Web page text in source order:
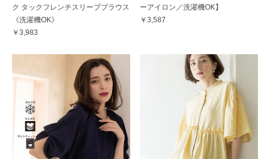
ク タックフレンチスリーブブラウス
《洗濯機OK》
￥3,983
ーアイロン／洗濯機OK】
￥3,587